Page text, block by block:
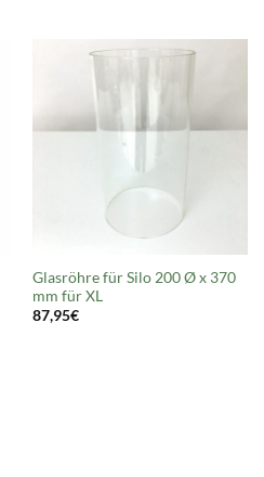
Glasröhre für Silo 200 Ø x 370
mm für XL
87,95€